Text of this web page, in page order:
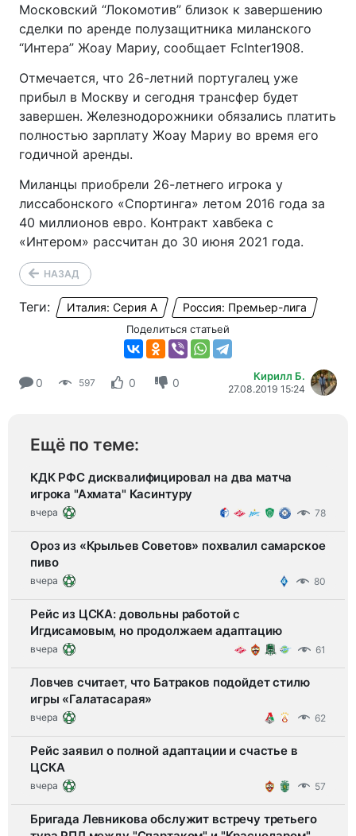
Московский “Локомотив” близок к завершению
сделки по аренде полузащитника миланского
“Интера” Жоау Мариу, сообщает FcInter1908.
Отмечается, что 26-летний португалец уже
прибыл в Москву и сегодня трансфер будет
завершен. Железнодорожники обязались платить
полностью зарплату Жоау Мариу во время его
годичной аренды.
Миланцы приобрели 26-летнего игрока у
лиссабонского «Спортинга» летом 2016 года за
40 миллионов евро. Контракт хавбека с
«Интером» рассчитан до 30 июня 2021 года.
НАЗАД
Теги: Италия: Серия А Россия: Премьер-лига
Поделиться статьей
0 597 0 0 Кирилл Б.
27.08.2019 15:24
Ещё по теме:
КДК РФС дисквалифицировал на два матча
игрока "Ахмата" Касинтуру
вчера 78
Ороз из «Крыльев Советов» похвалил самарское
пиво
вчера 80
Рейс из ЦСКА: довольны работой с
Игдисамовым, но продолжаем адаптацию
вчера 61
Ловчев считает, что Батраков подойдет стилю
игры «Галатасарая»
вчера 62
Рейс заявил о полной адаптации и счастье в
ЦСКА
вчера 57
Бригада Левникова обслужит встречу третьего